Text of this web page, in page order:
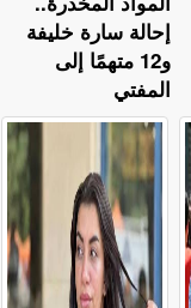
إحالة سارة خليفة
و12 متهمًا إلى
المفتي